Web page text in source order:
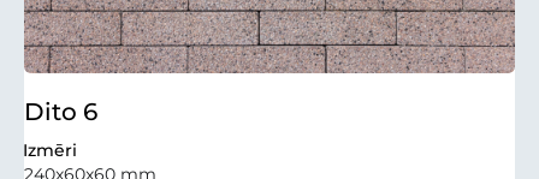
Dito 6
Izmēri
240x60x60 mm